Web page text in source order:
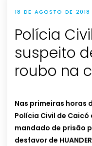
18 DE AGOSTO DE 2018
Polícia
suspeito
roubo na
Nas primeiras horas
Polícia Civil de
mandado de prisão
desfavor de